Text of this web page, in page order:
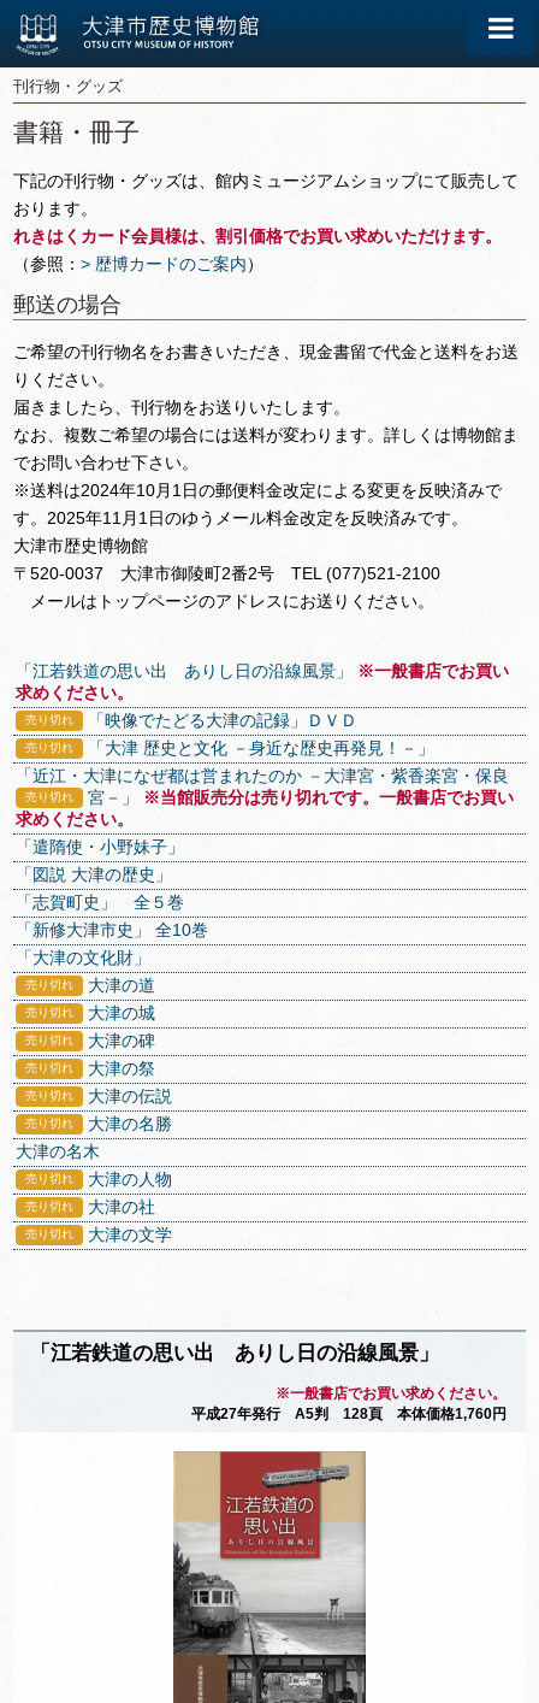
刊行物・グッズ
書籍・冊子
下記の刊行物・グッズは、館内ミュージアムショップにて販売して
おります。
れきはくカード会員様は、割引価格でお買い求めいただけます。
（参照：> 歴博カードのご案内）
郵送の場合
ご希望の刊行物名をお書きいただき、現金書留で代金と送料をお送
りください。
届きましたら、刊行物をお送りいたします。
なお、複数ご希望の場合には送料が変わります。詳しくは博物館ま
でお問い合わせ下さい。
※送料は2024年10月1日の郵便料金改定による変更を反映済みで
す。2025年11月1日のゆうメール料金改定を反映済みです。
大津市歴史博物館
〒520-0037 大津市御陵町2番2号 TEL (077)521-2100
メールはトップページのアドレスにお送りください。
「江若鉄道の思い出 ありし日の沿線風景」
※一般書店でお買い
求めください。
「映像でたどる大津の記録」ＤＶＤ
売り切れ
「大津 歴史と文化 －身近な歴史再発見！－」
売り切れ
「近江・大津になぜ都は営まれたのか －大津宮・紫香楽宮・保良
宮－」
売り切れ
※当館販売分は売り切れです。一般書店でお買い
求めください。
「遣隋使・小野妹子」
「図説 大津の歴史」
「志賀町史」 全５巻
「新修大津市史」 全10巻
「大津の文化財」
大津の道
売り切れ
大津の城
売り切れ
大津の碑
売り切れ
大津の祭
売り切れ
大津の伝説
売り切れ
大津の名勝
売り切れ
大津の名木
大津の人物
売り切れ
大津の社
売り切れ
大津の文学
売り切れ
「江若鉄道の思い出 ありし日の沿線風景」
※一般書店でお買い求めください。
平成27年発行 A5判 128頁 本体価格1,760円